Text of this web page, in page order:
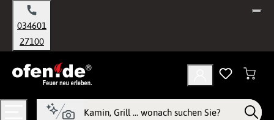
springen
034601
27100